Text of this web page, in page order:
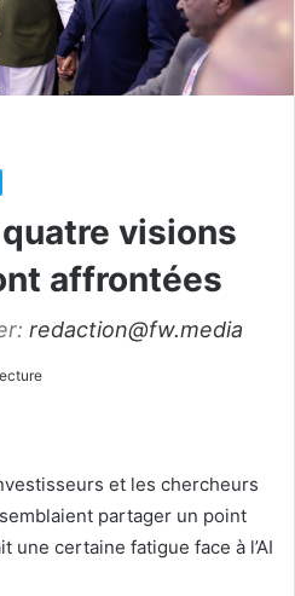
quatre visions
affrontées
redaction@fw.media
et les chercheurs
partager un point
une certaine fatigue face à l’AI